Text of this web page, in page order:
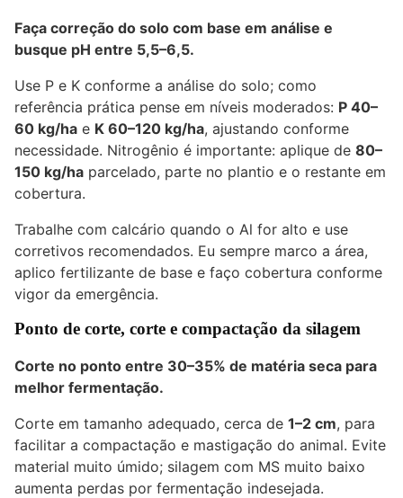
Faça correção do solo com base em análise e
busque pH entre 5,5–6,5.
Use P e K conforme a análise do solo; como
referência prática pense em níveis moderados: P 40–
60 kg/ha e K 60–120 kg/ha, ajustando conforme
necessidade. Nitrogênio é importante: aplique de 80–
150 kg/ha parcelado, parte no plantio e o restante em
cobertura.
Trabalhe com calcário quando o Al for alto e use
corretivos recomendados. Eu sempre marco a área,
aplico fertilizante de base e faço cobertura conforme
vigor da emergência.
Ponto de corte, corte e compactação da silagem
Corte no ponto entre 30–35% de matéria seca para
melhor fermentação.
Corte em tamanho adequado, cerca de 1–2 cm, para
facilitar a compactação e mastigação do animal. Evite
material muito úmido; silagem com MS muito baixo
aumenta perdas por fermentação indesejada.